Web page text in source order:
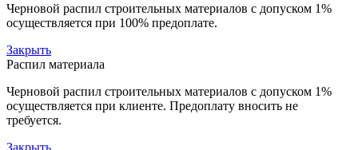
Черновой распил строительных материалов с допуском 1%
осуществляется при 100% предоплате.
Закрыть
Распил материала
Черновой распил строительных материалов с допуском 1%
осуществляется при клиенте. Предоплату вносить не
требуется.
Закрыть